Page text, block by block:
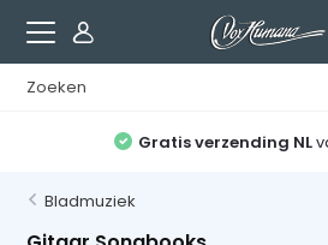
Alle gitaren afgestelden
Bladmuziek